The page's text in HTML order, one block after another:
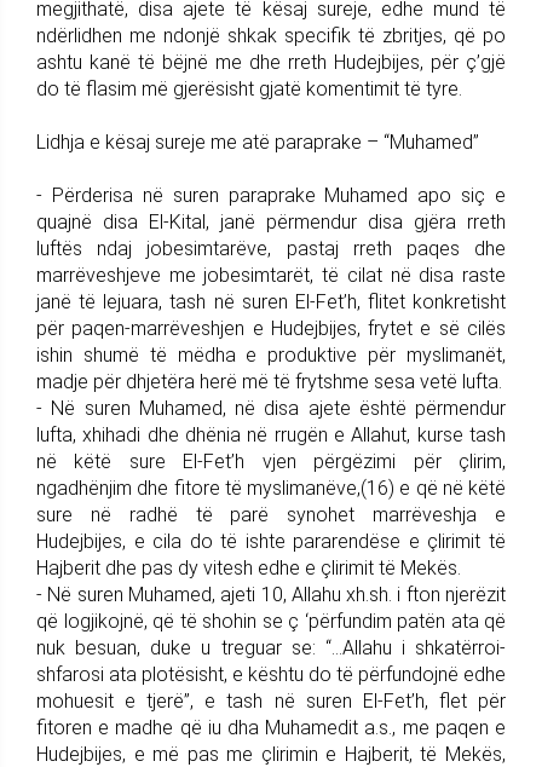
megjithatë, disa ajete të kësaj sureje, edhe mund të
ndërlidhen me ndonjë shkak specifik të zbritjes, që po
ashtu kanë të bëjnë me dhe rreth Hudejbijes, për ç’gjë
do të flasim më gjerësisht gjatë komentimit të tyre.
Lidhja e kësaj sureje me atë paraprake – “Muhamed”
- Përderisa në suren paraprake Muhamed apo siç e
quajnë disa El-Kital, janë përmendur disa gjëra rreth
luftës ndaj jobesimtarëve, pastaj rreth paqes dhe
marrëveshjeve me jobesimtarët, të cilat në disa raste
janë të lejuara, tash në suren El-Fet’h, flitet konkretisht
për paqen-marrëveshjen e Hudejbijes, frytet e së cilës
ishin shumë të mëdha e produktive për myslimanët,
madje për dhjetëra herë më të frytshme sesa vetë lufta.
- Në suren Muhamed, në disa ajete është përmendur
lufta, xhihadi dhe dhënia në rrugën e Allahut, kurse tash
në këtë sure El-Fet’h vjen përgëzimi për çlirim,
ngadhënjim dhe fitore të myslimanëve,(16) e që në këtë
sure në radhë të parë synohet marrëveshja e
Hudejbijes, e cila do të ishte pararendëse e çlirimit të
Hajberit dhe pas dy vitesh edhe e çlirimit të Mekës.
- Në suren Muhamed, ajeti 10, Allahu xh.sh. i fton njerëzit
që logjikojnë, që të shohin se ç ‘përfundim patën ata që
nuk besuan, duke u treguar se: “...Allahu i shkatërroi-
shfarosi ata plotësisht, e kështu do të përfundojnë edhe
mohuesit e tjerë”, e tash në suren El-Fet’h, flet për
fitoren e madhe që iu dha Muhamedit a.s., me paqen e
Hudejbijes, e më pas me çlirimin e Hajberit, të Mekës,